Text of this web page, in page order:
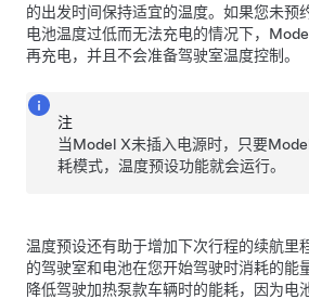
的出发时间保持适宜的温度。如果您未预
电池温度过低而无法充电的情况下，
再充电，并且不会准备驾驶室温度控制。
注
当Model X未插入电源时，只要
耗模式，温度预设功能就会运行。
温度预设还有助于增加下次行程的续航里
的驾驶室和电池在您开始驾驶时消耗的能
降低驾驶加热泵款车辆时的能耗，因为电